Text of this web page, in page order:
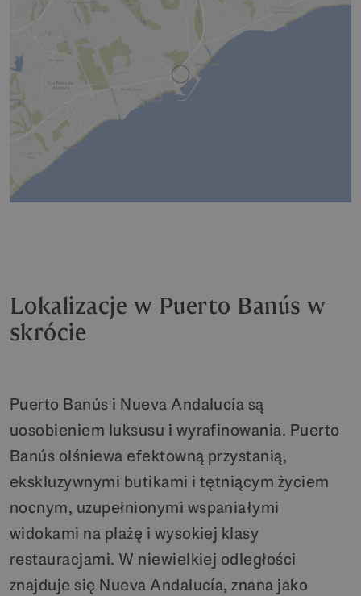
Lokalizacje w Puerto Banús w
skrócie
Puerto Banús i Nueva Andalucía są
uosobieniem luksusu i wyrafinowania. Puerto
Banús olśniewa efektowną przystanią,
ekskluzywnymi butikami i tętniącym życiem
nocnym, uzupełnionymi wspaniałymi
widokami na plażę i wysokiej klasy
restauracjami. W niewielkiej odległości
znajduje się Nueva Andalucía, znana jako